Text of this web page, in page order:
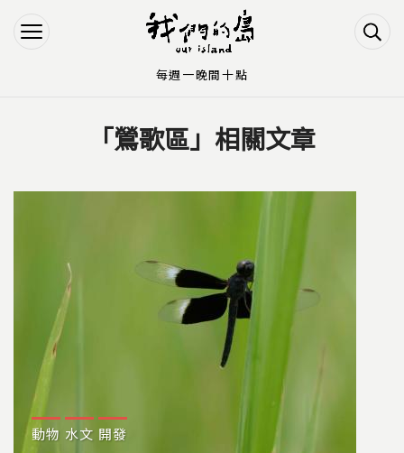
Jump to Navigation
Jump to Main content
「鶯歌區」相關文章
動物 水文 開發
每週一晚間十點